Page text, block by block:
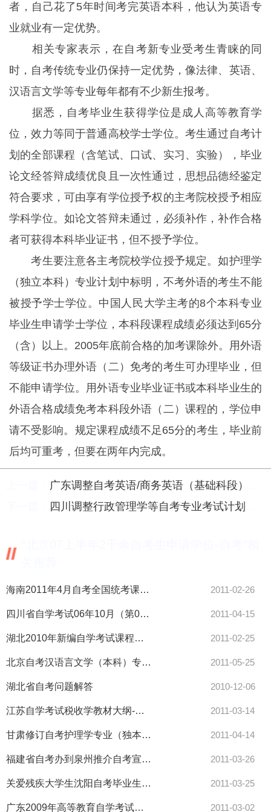
者，自己花了5年时间考完英语本科，他认为英语专
业就业有一定优势。
相关专家表示，在自考新专业受考生青睐的同
时，自考传统专业仍保持一定优势，像法律、英语、
汉语言文学等专业每年都有不少新生报考。
据悉，自考毕业生获得学位是成人高等教育学
位，效力等同于普通高校学士学位。考生通过自考计
划的全部课程（含笔试、口试、实习、实验），毕业
论文经答辩成绩优良且一次性通过，思想品德经鉴定
符合要求，可由享有学位授予权的主考院校授予相应
学科学位。如论文答辩未通过，必须补作，补作合格
者可获得本科毕业证书，但不授予学位。
考生要注意各主考院校学位授予规定。如护理学
（独立本科）专业计划中标明，不考外语的考生不能
被授予学士学位。中国人民大学主考的8个本科专业
毕业生申请学士学位，本科段课程成绩必须达到65分
（含）以上。2005年底前合格的加考课除外。用外语
等级证书办理外语（二）免考的考生可办理毕业，但
不能申请学位。用外语专业毕业证书或本科毕业生的
外语合格成绩免考本科段外语（二）课程的，学位申
请不受影响。规定课程成绩不足65分的考生，毕业前
后均可重考，但要在两年内完成。
广东调整自考英语/商务英语（基础科段）考试计划通知-自考
四川调整行政管理学等自考专业考试计划通知-自考
海南2011年4月自考全国统考课程新闻评论写作试卷结构调整通知-自 2011-02-26
四川省自学考试06年10月（第062次）考试课程表-自考 2011-04-15
湖北2010年新编自学考试课程考试大纲目录-自考 2011-02-25
北京自考汉语言文学（本科）专业课程设置表-自考 2011-05-25
湖北省自考问题解答 2010-12-06
江苏自学考试税收学教材大纲-自考 2011-03-14
甘肃修订自考护理学专业（独本）考试计划的通知-自考 2011-04-14
福建省自考办到泉州推介自考宣传活动-自考 2011-03-26
关爱残疾大学生沈阳自考毕业生获资助-自考 2011-03-25
广东2009年高等教育自学考试物业管理实务课程（课程代码：06569 2011-03-02